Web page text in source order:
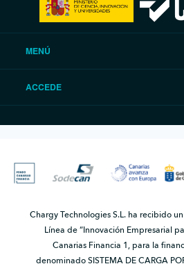
MENÚ
ACCEDE
Chargy Technologies S.L. ha recibido
Línea de “Innovación Empresarial
Canarias Financia 1, para la
denominado SISTEMA DE CARGA